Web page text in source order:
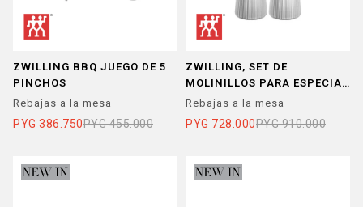
ZWILLING BBQ JUEGO DE 5
PINCHOS
Rebajas a la mesa
PYG 386.750PYG 455.000
ZWILLING, SET DE
MOLINILLOS PARA ESPECIAS
2 PZ
Rebajas a la mesa
PYG 728.000PYG 910.000